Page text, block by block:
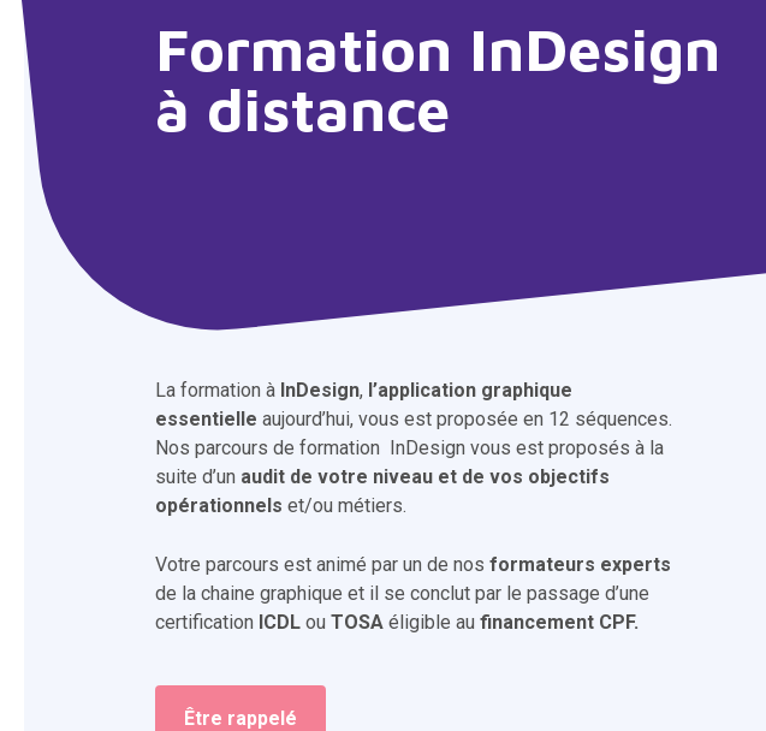
Formation InDesign
à distance
La formation à InDesign, l’application graphique
essentielle aujourd’hui, vous est proposée en 12 séquences.
Nos parcours de formation InDesign vous est proposés à la
suite d’un audit de votre niveau et de vos objectifs
opérationnels et/ou métiers.
Votre parcours est animé par un de nos formateurs experts
de la chaine graphique et il se conclut par le passage d’une
certification ICDLou TOSAéligible au financement CPF.
Être rappelé